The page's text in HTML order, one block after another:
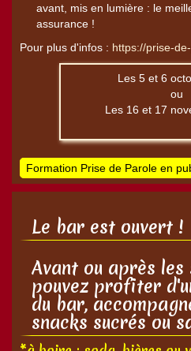
avant, mis en lumière : le
assurance !
Pour plus d'infos : https://prise-
Les 5 et 6
ou
Les 16 et 17
Formation Prise de Parole en
Le bar est ouvert !
Avant ou après les
pouvez profiter
du bar,
snacks sucrés ou